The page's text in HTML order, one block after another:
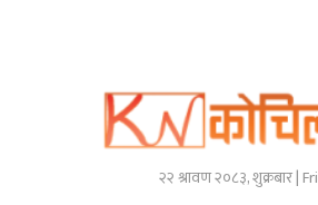
२२ श्रावण २०८३, शुक्रबार |